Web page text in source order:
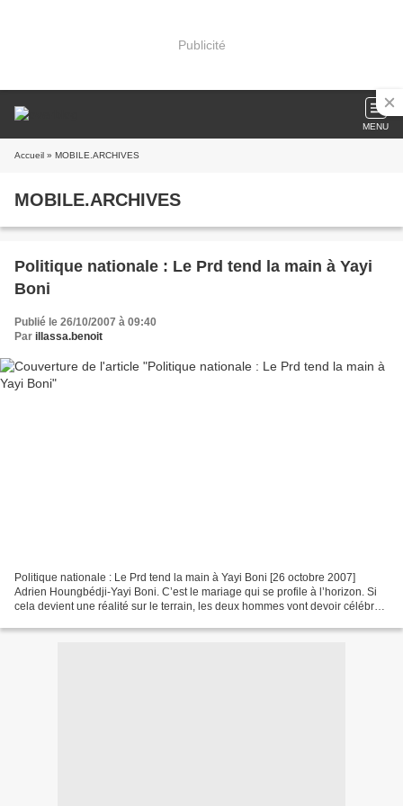
Publicité
MENU
Accueil » MOBILE.ARCHIVES
MOBILE.ARCHIVES
Politique nationale : Le Prd tend la main à Yayi
Boni
Publié le 26/10/2007 à 09:40
Par illassa.benoit
Politique nationale : Le Prd tend la main à Yayi Boni [26 octobre 2007]
Adrien Houngbédji-Yayi Boni. C’est le mariage qui se profile à l’horizon. Si
cela devient une réalité sur le terrain, les deux hommes vont devoir célébrer